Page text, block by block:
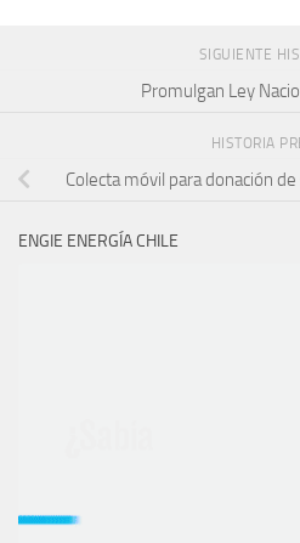
SIGUIENTE
Promulgan Ley
HISTORIA
Colecta móvil para donación
ENGIE ENERGÍA CHILE